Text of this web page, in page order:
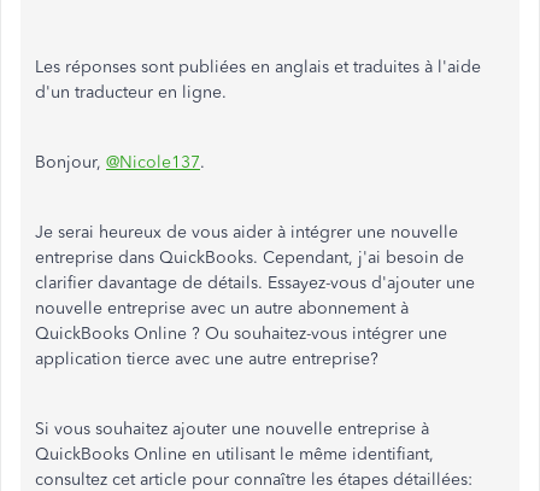
Les réponses sont publiées en anglais et traduites à l'aide
d'un traducteur en ligne.
Bonjour, @Nicole137.
Je serai heureux de vous aider à intégrer une nouvelle
entreprise dans QuickBooks. Cependant, j'ai besoin de
clarifier davantage de détails. Essayez-vous d'ajouter une
nouvelle entreprise avec un autre abonnement à
QuickBooks Online ? Ou souhaitez-vous intégrer une
application tierce avec une autre entreprise?
Si vous souhaitez ajouter une nouvelle entreprise à
QuickBooks Online en utilisant le même identifiant,
consultez cet article pour connaître les étapes détaillées: